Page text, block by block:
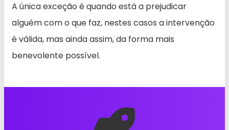
A única exceção é quando está a prejudicar
alguém com o que faz, nestes casos a intervenção
é válida, mas ainda assim, da forma mais
benevolente possível.